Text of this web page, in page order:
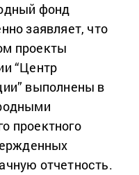
фонд
заявляет, что
проекты
“Центр
выполнены в
проектного
отчетность.